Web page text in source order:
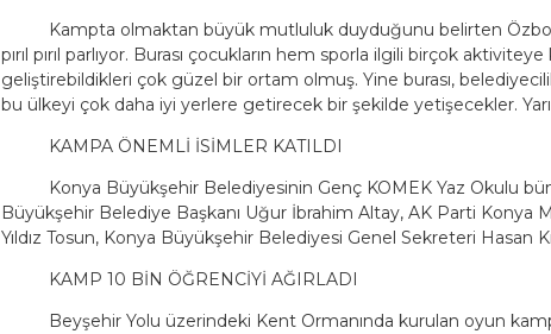
Kampta olmaktan büyük mutluluk duyduğunu belirten
pırıl pırıl parlıyor. Burası çocukların hem sporla ilgili birçok
geliştirebildikleri çok güzel bir ortam olmuş. Yine burası,
bu ülkeyi çok daha iyi yerlere getirecek bir şekilde yetişecekler.
KAMPA ÖNEMLİ İSİMLER KATILDI
Konya Büyükşehir Belediyesinin Genç KOMEK Yaz Okulu
Büyükşehir Belediye Başkanı Uğur İbrahim Altay, AK Parti
Yıldız Tosun, Konya Büyükşehir Belediyesi Genel Sekreteri Hasan
KAMP 10 BİN ÖĞRENCİYİ AĞIRLADI
Beyşehir Yolu üzerindeki Kent Ormanında kurulan oyun